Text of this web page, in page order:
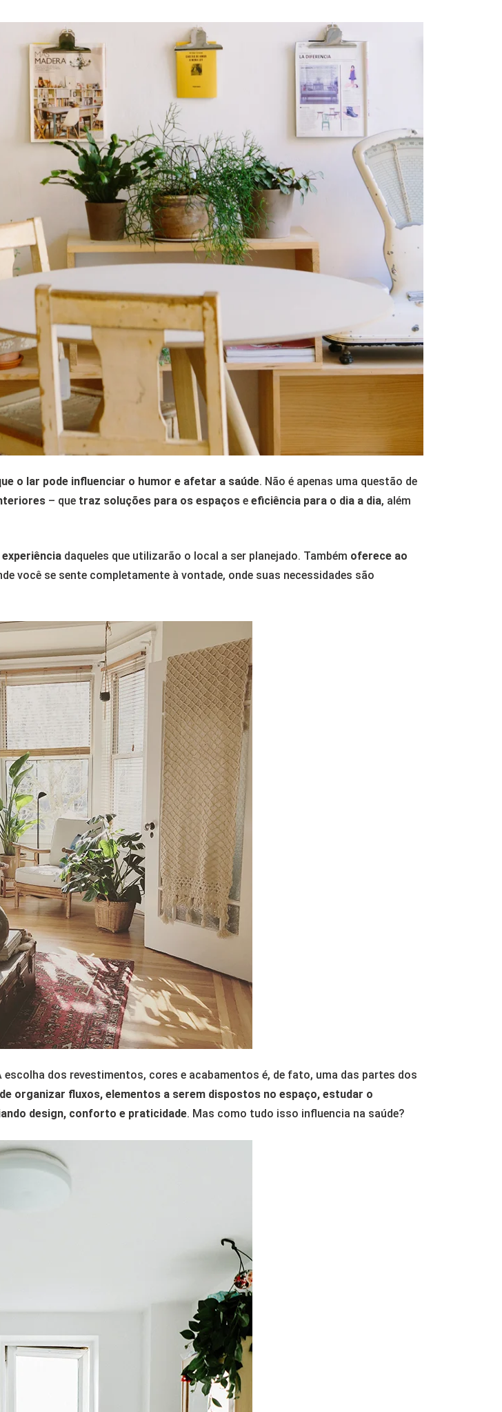
Email
o lar pode influenciar o humor e afetar a saúde. Não é apenas uma questão de
– que traz soluções para os espaços e eficiência para o dia a dia, além
daqueles que utilizarão o local a ser planejado. Também oferece ao
você se sente completamente à vontade, onde suas necessidades são
escolha dos revestimentos, cores e acabamentos é, de fato, uma das partes dos
organizar fluxos, elementos a serem dispostos no espaço, estudar o
design, conforto e praticidade. Mas como tudo isso influencia na saúde?